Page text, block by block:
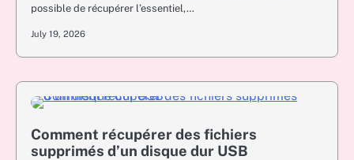
possible de récupérer l’essentiel,…
July 19, 2026
Comment récupérer des fichiers
supprimés d’un disque dur USB